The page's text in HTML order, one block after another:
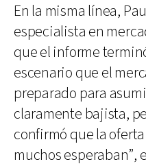
En la misma línea,
especialista en
que el informe
escenario que el
preparado para
claramente bajista,
confirmó que la
muchos esperaban”,